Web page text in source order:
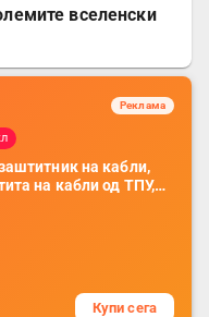
вселенски
Реклама
на кабли,
на кабли од ТПУ,
на кабли, без
телефони, комплет
Купи сега